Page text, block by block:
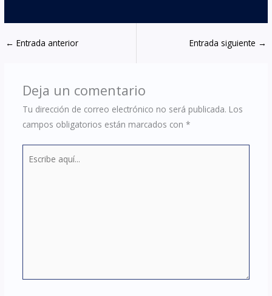
← Entrada anterior Entrada siguiente →
Deja un comentario
Tu dirección de correo electrónico no será publicada. Los
campos obligatorios están marcados con *